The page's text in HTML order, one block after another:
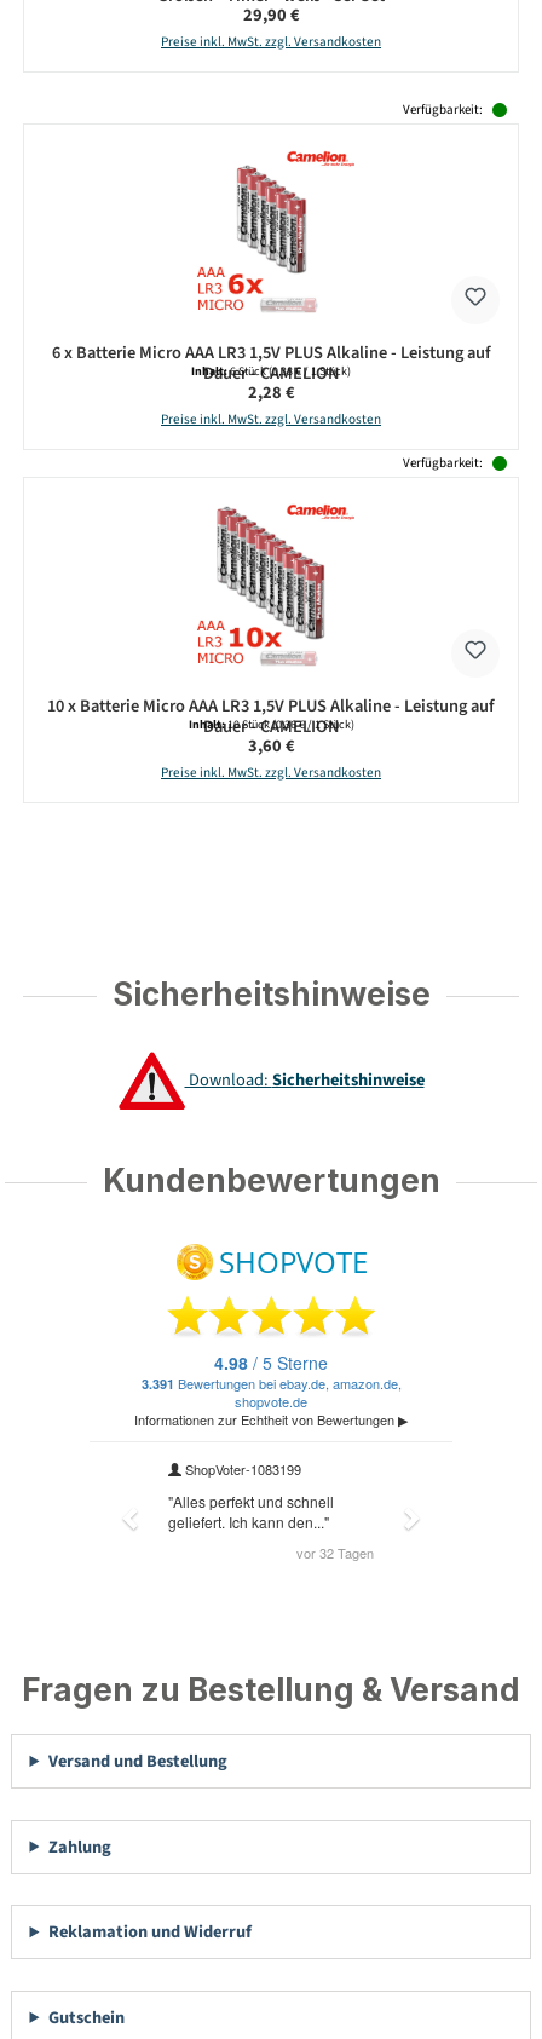
Regulärer Preis:
29,90 €
Preise inkl. MwSt. zzgl. Versandkosten
Verfügbarkeit:
6 x Batterie Micro AAA LR3 1,5V PLUS Alkaline - Leistung auf
Dauer - CAMELION
Inhalt:6 Stück(0,38 € / 1 Stück)
Regulärer Preis:
2,28 €
Preise inkl. MwSt. zzgl. Versandkosten
Verfügbarkeit:
10 x Batterie Micro AAA LR3 1,5V PLUS Alkaline - Leistung auf
Dauer - CAMELION
Inhalt:10 Stück(0,36 € / 1 Stück)
Regulärer Preis:
3,60 €
Preise inkl. MwSt. zzgl. Versandkosten
Sicherheitshinweise
Download:Sicherheitshinweise
Kundenbewertungen
Fragen zu Bestellung & Versand
Versand und Bestellung
Zahlung
Reklamation und Widerruf
Gutschein